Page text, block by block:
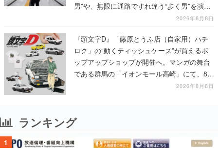
男”や、無限に通路ですれ違う“歩く男”を演じ
2026年8月8日
『頭文字D』「藤原とうふ店（自家用）ハチ
ロク」の“動くティッシュケース”が買えるポ
ップアップショップが開催へ。マンガの舞台
である群馬の「イオンモール高崎」にて、8月
11日から8月20日までの期間限定で開催予定
2026年8月8日
ランキング
1